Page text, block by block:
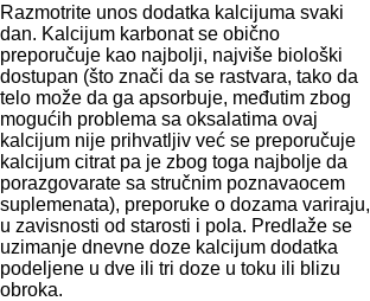
Razmotrite unos dodatka kalcijuma svaki
dan. Kalcijum karbonat se obično
preporučuje kao najbolji, najviše biološki
dostupan (što znači da se rastvara, tako da
telo može da ga apsorbuje, međutim zbog
mogućih problema sa oksalatima ovaj
kalcijum nije prihvatljiv već se preporučuje
kalcijum citrat pa je zbog toga najbolje da
porazgovarate sa stručnim poznavaocem
suplemenata), preporuke o dozama variraju,
u zavisnosti od starosti i pola. Predlaže se
uzimanje dnevne doze kalcijum dodatka
podeljene u dve ili tri doze u toku ili blizu
obroka.